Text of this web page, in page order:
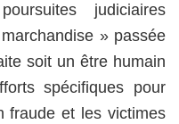
judiciaires
» passée
soit un être humain
spécifiques pour
fraude et les victimes